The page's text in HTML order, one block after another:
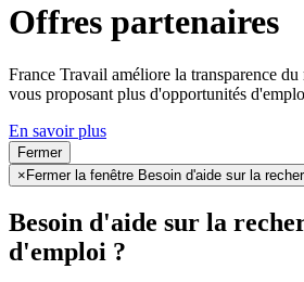
Offres partenaires
France Travail améliore la transparence
vous proposant plus d'opportunités
En savoir plus
Fermer
× Fermer la fenêtre Besoin d'aide sur la
Besoin d'aide sur la
d'emploi ?